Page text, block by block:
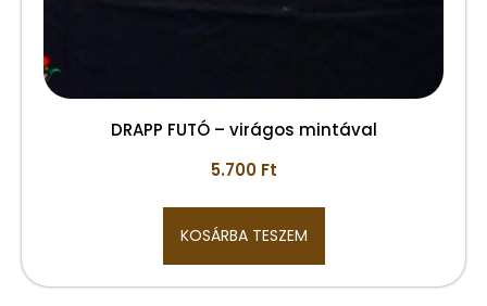
DRAPP FUTÓ – virágos mintával
5.700 Ft
KOSÁRBA TESZEM